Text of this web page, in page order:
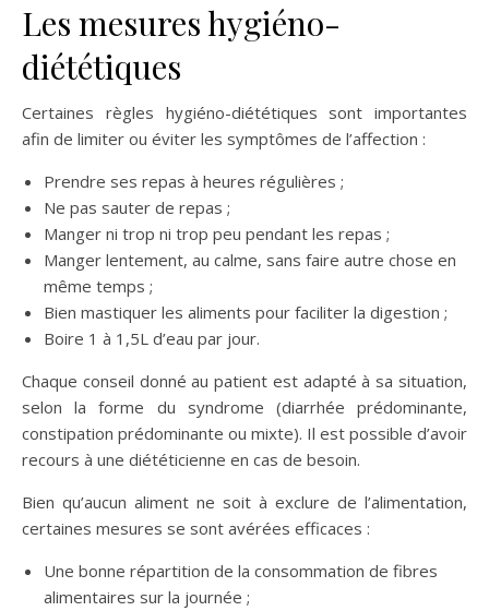
Les mesures hygiéno-
diététiques
Certaines règles hygiéno-diététiques sont importantes
afin de limiter ou éviter les symptômes de l’affection :
Prendre ses repas à heures régulières ;
Ne pas sauter de repas ;
Manger ni trop ni trop peu pendant les repas ;
Manger lentement, au calme, sans faire autre chose en
même temps ;
Bien mastiquer les aliments pour faciliter la digestion ;
Boire 1 à 1,5L d’eau par jour.
Chaque conseil donné au patient est adapté à sa situation,
selon la forme du syndrome (diarrhée prédominante,
constipation prédominante ou mixte). Il est possible d’avoir
recours à une diététicienne en cas de besoin.
Bien qu’aucun aliment ne soit à exclure de l’alimentation,
certaines mesures se sont avérées efficaces :
Une bonne répartition de la consommation de fibres
alimentaires sur la journée ;